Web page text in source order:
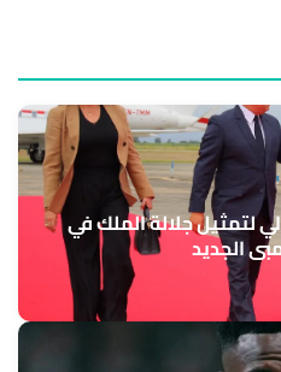
لتمثيل جلالة الملك في
الجديد